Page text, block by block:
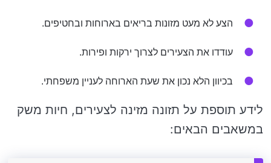
הצע לא מעט מזונות בריאים בארוחות ובחטיפים.
עודדו את הצעירים לצרוך ירקות ופירות.
בכיוון הלא נכון את שעת הארוחה לעניין משפחתי.
לידע תוספת על תזונה מזינה לצעירים, חיות משק
במשאבים הבאים: